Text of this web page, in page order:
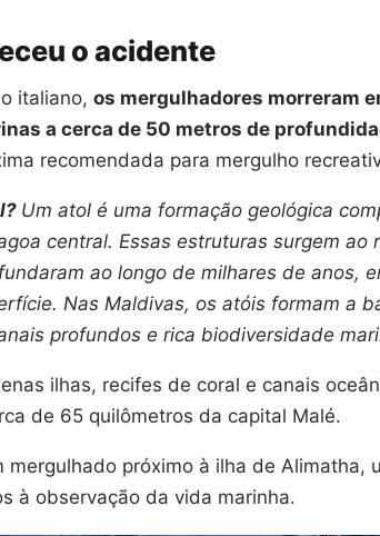
o acidente
italiano, os mergulhadores morreram
a cerca de 50 metros de
recomendada para mergulho
Um atol é uma formação geológica
central. Essas estruturas surgem ao
ao longo de milhares de anos,
Nas Maldivas, os atóis formam a
profundos e rica biodiversidade
ilhas, recifes de coral e canais
de 65 quilômetros da capital Malé.
mergulhado próximo à ilha de Alimatha,
à observação da vida marinha.